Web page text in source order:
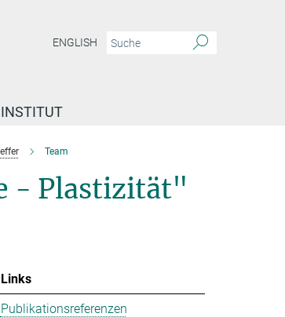
ENGLISH
INSTITUT
Team
- Plastizität"
Links
Publikationsreferenzen